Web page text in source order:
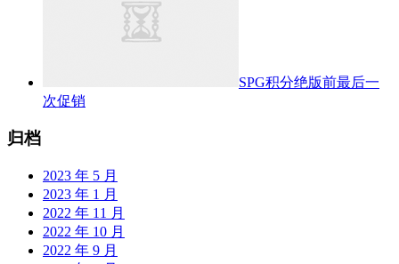
SPG积分绝版前最后一
次促销
归档
2023 年 5 月
2023 年 1 月
2022 年 11 月
2022 年 10 月
2022 年 9 月